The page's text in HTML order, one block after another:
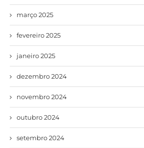
março 2025
fevereiro 2025
janeiro 2025
dezembro 2024
novembro 2024
outubro 2024
setembro 2024